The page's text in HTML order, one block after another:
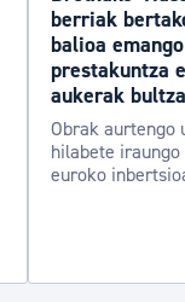
berriak
balioa
prestakuntza
aukerak
Obrak aurtengo
hilabete
euroko